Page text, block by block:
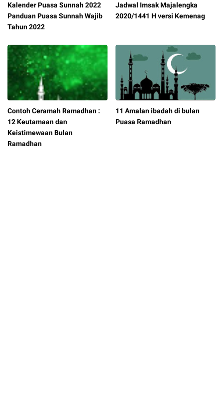
Kalender Puasa Sunnah 2022
Panduan Puasa Sunnah Wajib
Tahun 2022
Jadwal Imsak Majalengka
2020/1441 H versi Kemenag
Contoh Ceramah Ramadhan :
12 Keutamaan dan
Keistimewaan Bulan
Ramadhan
11 Amalan ibadah di bulan
Puasa Ramadhan